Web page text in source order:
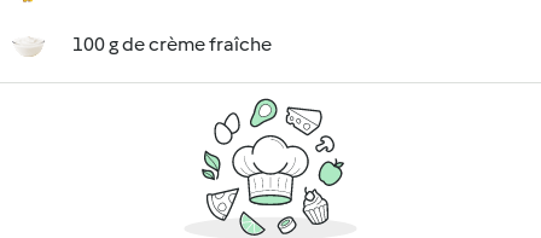
100 g de crème fraîche